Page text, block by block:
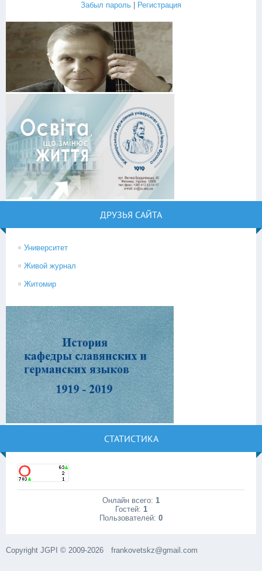
Забыл пароль
Регистрация
ДРУЗЬЯ САЙТА
Университет
Живой журнал
Житомир
СТАТИСТИКА
Онлайн всего: 1
Гостей: 1
Пользователей: 0
Copyright JGPI © 2009-2026 frankovetskz@gmail.com